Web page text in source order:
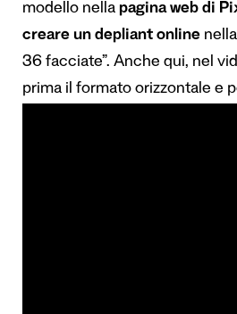
modello nella pagina web di
creare un depliant online
36 facciate”. Anche qui, nel
prima il formato orizzontale e